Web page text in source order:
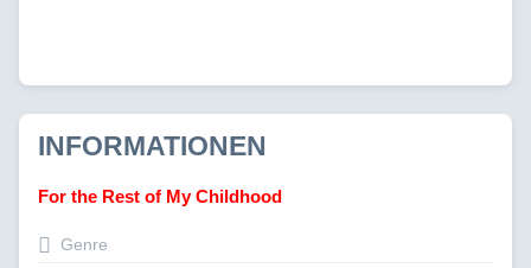
INFORMATIONEN
For the Rest of My Childhood
Genre